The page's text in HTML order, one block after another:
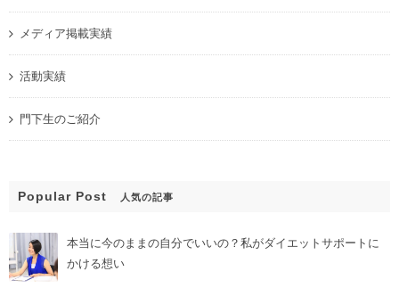
メディア掲載実績
活動実績
門下生のご紹介
Popular Post 人気の記事
本当に今のままの自分でいいの？私がダイエットサポートに
かける想い